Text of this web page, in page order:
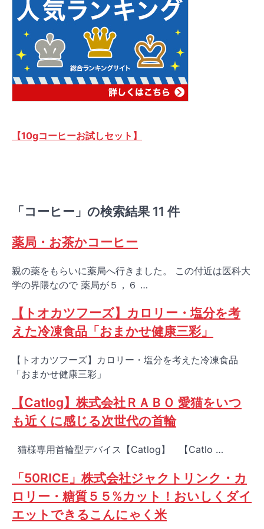
【10gコーヒーお試しセット】
「コーヒー」の検索結果 11 件
薬局・お茶かコーヒー
親の薬をもらいに薬局へ行きました。 この付近は医科大
学の界隈なので 薬局が５，６ …
【トオカツフーズ】カロリー・塩分を考
えた冷凍食品「おまかせ健康三彩」
【トオカツフーズ】カロリー・塩分を考えた冷凍食品
「おまかせ健康三彩」
【Catlog】株式会社ＲＡＢＯ 愛猫をいつ
も近くに感じる次世代の首輪
猫様専用首輪型デバイス【Catlog】 【Catlo …
「50RICE」株式会社ジャクトリンク・カ
ロリー・糖質５５%カット！おいしくダイ
エットできるこんにゃく米